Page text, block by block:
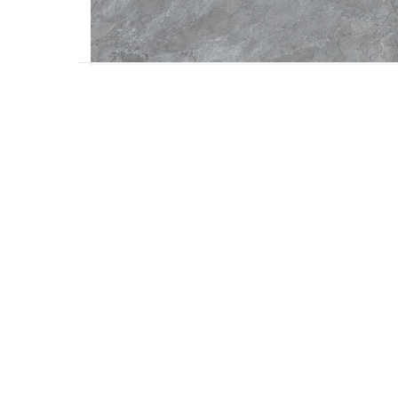
Accesorios
Colgadores
Espejos